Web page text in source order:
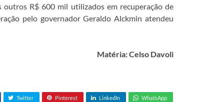
outros R$ 600 mil utilizados em recuperação de
pelo governador Geraldo Alckmin atendeu
Matéria: Celso Davoli
Twitter Pinterest LinkedIn WhatsApp